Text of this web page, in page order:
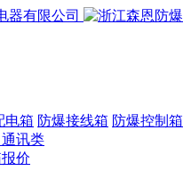
电箱 防爆接线箱 防爆控制箱
讯类
价